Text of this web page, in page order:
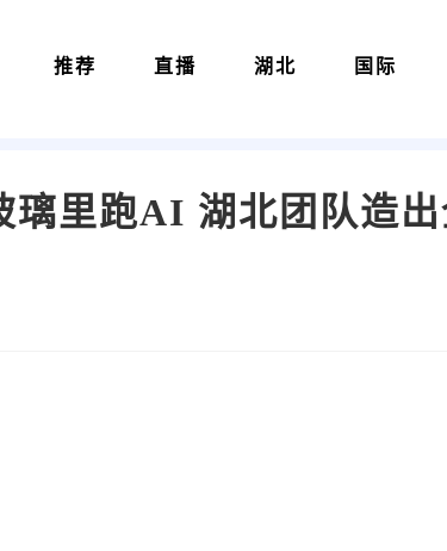
推荐 直播 湖北 国际
璃里跑AI 湖北团队造